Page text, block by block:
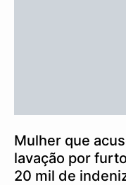
Mulher que
lavação por
20 mil de